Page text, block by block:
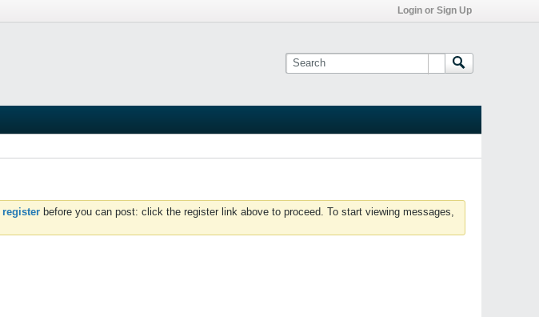
Login or Sign Up
register before you can post: click the register link above to proceed. To start viewing messages,